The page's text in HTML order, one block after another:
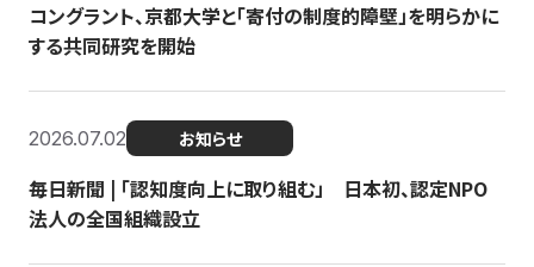
コングラント、京都大学と「寄付の制度的障壁」を明らかに
する共同研究を開始
2026.07.02 お知らせ
毎日新聞 | 「認知度向上に取り組む」 日本初、認定NPO
法人の全国組織設立